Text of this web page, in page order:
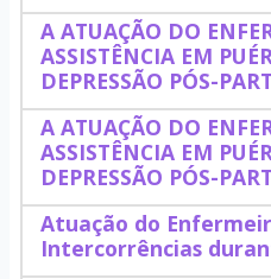
A ATUAÇÃO DO
ASSISTÊNCIA EM
DEPRESSÃO PÓS-
A ATUAÇÃO DO
ASSISTÊNCIA EM
DEPRESSÃO PÓS-
Atuação do
Intercorrências